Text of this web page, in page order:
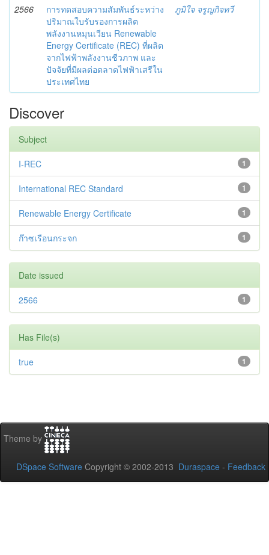
2566
การทดสอบความสัมพันธ์ระหว่าง
ปริมาณใบรับรองการผลิต
พลังงานหมุนเวียน Renewable
Energy Certificate (REC) ที่ผลิต
จากไฟฟ้าพลังงานชีวภาพ และ
ปัจจัยที่มีผลต่อตลาดไฟฟ้าเสรีใน
ประเทศไทย
ภูมิใจ จรูญกิจทวี
Discover
Subject
1
I-REC
1
International REC Standard
1
Renewable Energy Certificate
1
ก๊าซเรือนกระจก
Date issued
1
2566
Has File(s)
1
true
Theme by
DSpace Software Copyright © 2002-2013 Duraspace - Feedback